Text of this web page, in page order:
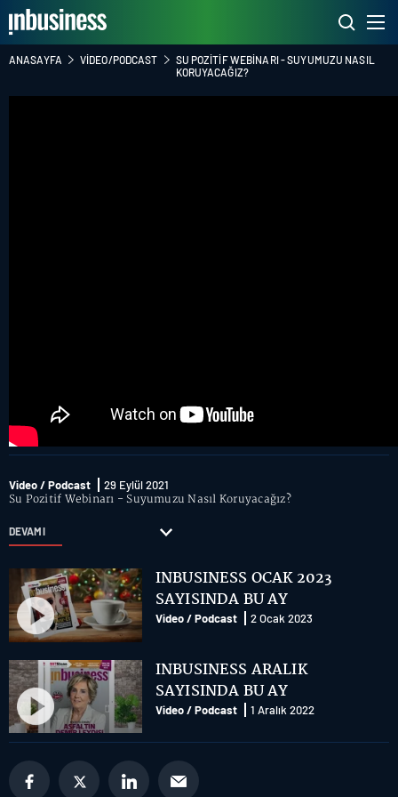
ANASAYFA VIDEO/PODCAST
SU POZITIF WEBINARI - SUYUMUZU NASIL
KORUYACAĞIZ?
Video / Podcast 29 Eylül 2021
Su Pozitif Webinarı - Suyumuzu Nasıl Koruyacağız?
DEVAMI
INBUSINESS OCAK 2023
SAYISINDA BU AY
Video / Podcast 2 Ocak 2023
INBUSINESS ARALIK
SAYISINDA BU AY
Video / Podcast 1 Aralık 2022
Future of Technology webinar
serisi “Yeni Normalde Siber